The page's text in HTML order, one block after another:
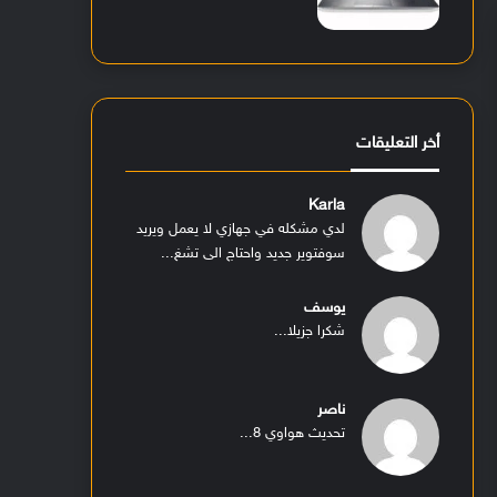
أخر التعليقات
Karla
لدي مشكله في جهازي لا يعمل ويريد
سوفتوير جديد واحتاج الى تشغ...
يوسف
شكرا جزيلا...
ناصر
تحديث هواوي 8...